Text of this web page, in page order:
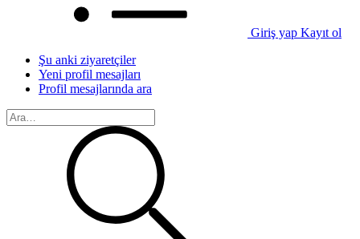
Giriş yap Kayıt ol
Şu anki ziyaretçiler
Yeni profil mesajları
Profil mesajlarında ara